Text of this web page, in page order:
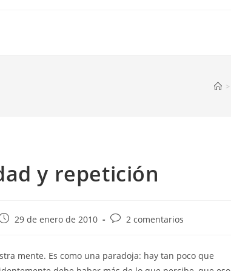
>
y repetición
29 de enero de 2010
Comentarios
entrada:
2 comentarios
mente. Es como una paradoja: hay tan poco que